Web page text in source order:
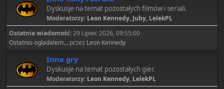
Dyskusje na temat pozostałych filmów i seriali.
Moderatorzy: Leon Kennedy, Juby, LelekPL
Ostatnia wiadomość:29 Lipiec 2026, 09:55:00
Ostatnio ogladalem... przez Leon Kennedy
Inne gry
Dyskusje na temat pozostałych gier.
Moderatorzy: Leon Kennedy, LelekPL